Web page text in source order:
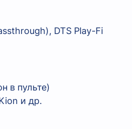
DTS Play-Fi
в пульте)
и др.